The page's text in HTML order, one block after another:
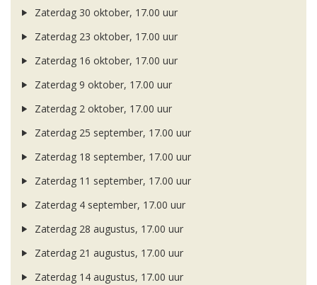
Zaterdag 30 oktober, 17.00 uur
Zaterdag 23 oktober, 17.00 uur
Zaterdag 16 oktober, 17.00 uur
Zaterdag 9 oktober, 17.00 uur
Zaterdag 2 oktober, 17.00 uur
Zaterdag 25 september, 17.00 uur
Zaterdag 18 september, 17.00 uur
Zaterdag 11 september, 17.00 uur
Zaterdag 4 september, 17.00 uur
Zaterdag 28 augustus, 17.00 uur
Zaterdag 21 augustus, 17.00 uur
Zaterdag 14 augustus, 17.00 uur